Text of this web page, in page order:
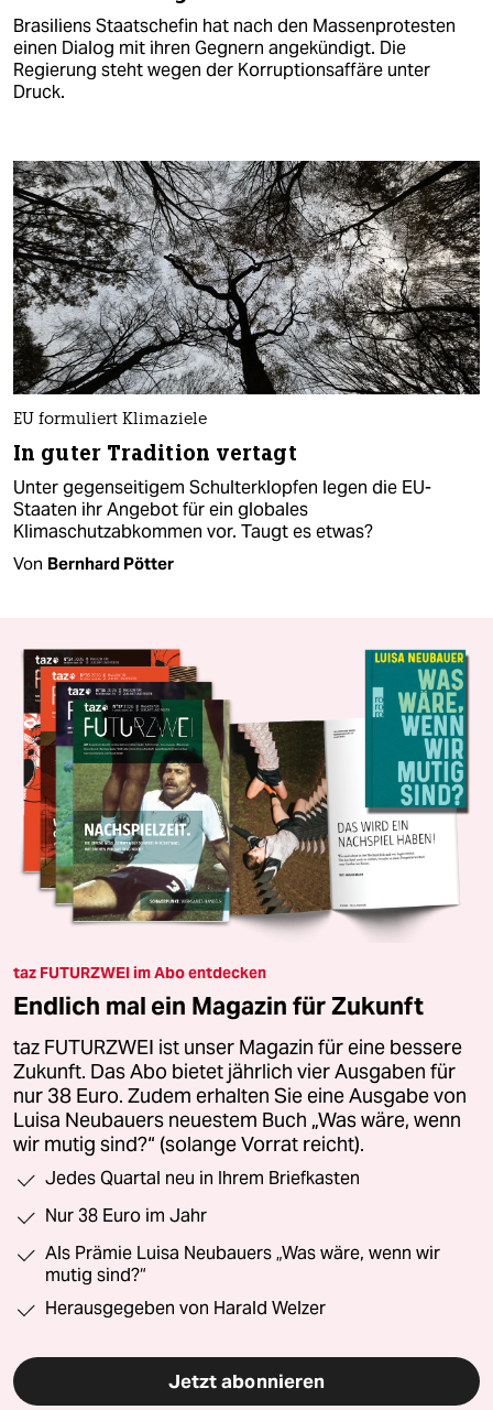
Brasiliens Staatschefin hat nach den Massenprotesten
einen Dialog mit ihren Gegnern angekündigt. Die
Regierung steht wegen der Korruptionsaffäre unter
Druck.
EU formuliert Klimaziele
In guter Tradition vertagt
Unter gegenseitigem Schulterklopfen legen die EU-
Staaten ihr Angebot für ein globales
Klimaschutzabkommen vor. Taugt es etwas?
Von Bernhard Pötter
taz FUTURZWEI im Abo entdecken
Endlich mal ein Magazin für Zukunft
taz FUTURZWEI ist unser Magazin für eine bessere
Zukunft. Das Abo bietet jährlich vier Ausgaben für
nur 38 Euro. Zudem erhalten Sie eine Ausgabe von
Luisa Neubauers neuestem Buch „Was wäre, wenn
wir mutig sind?“ (solange Vorrat reicht).
Jedes Quartal neu in Ihrem Briefkasten
Nur 38 Euro im Jahr
Als Prämie Luisa Neubauers „Was wäre, wenn wir
mutig sind?“
Herausgegeben von Harald Welzer
Jetzt abonnieren